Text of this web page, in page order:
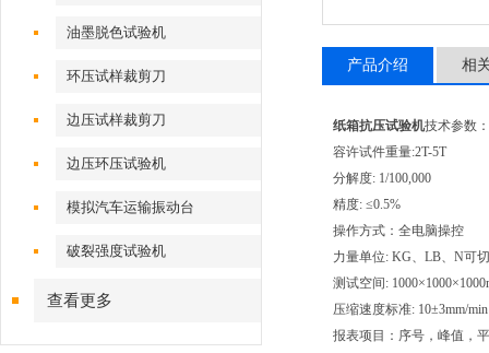
油墨脱色试验机
环压试样裁剪刀
边压试样裁剪刀
边压环压试验机
模拟汽车运输振动台
破裂强度试验机
查看更多
产品介绍 相
纸箱抗压试验机技术参数：
容许试件重量:2T-5T
分解度: 1/100,000
精度: ≤0.5%
操作方式：全电脑操控
力量单位: KG、LB、N可
测试空间:
压缩速度标准: 10±3mm/min
报表项目：序号，峰值，